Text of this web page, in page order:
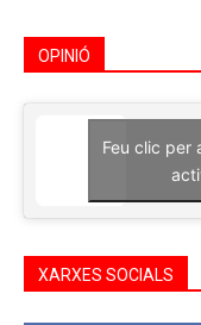
OPINIÓ
Feu clic per
XARXES SOCIALS